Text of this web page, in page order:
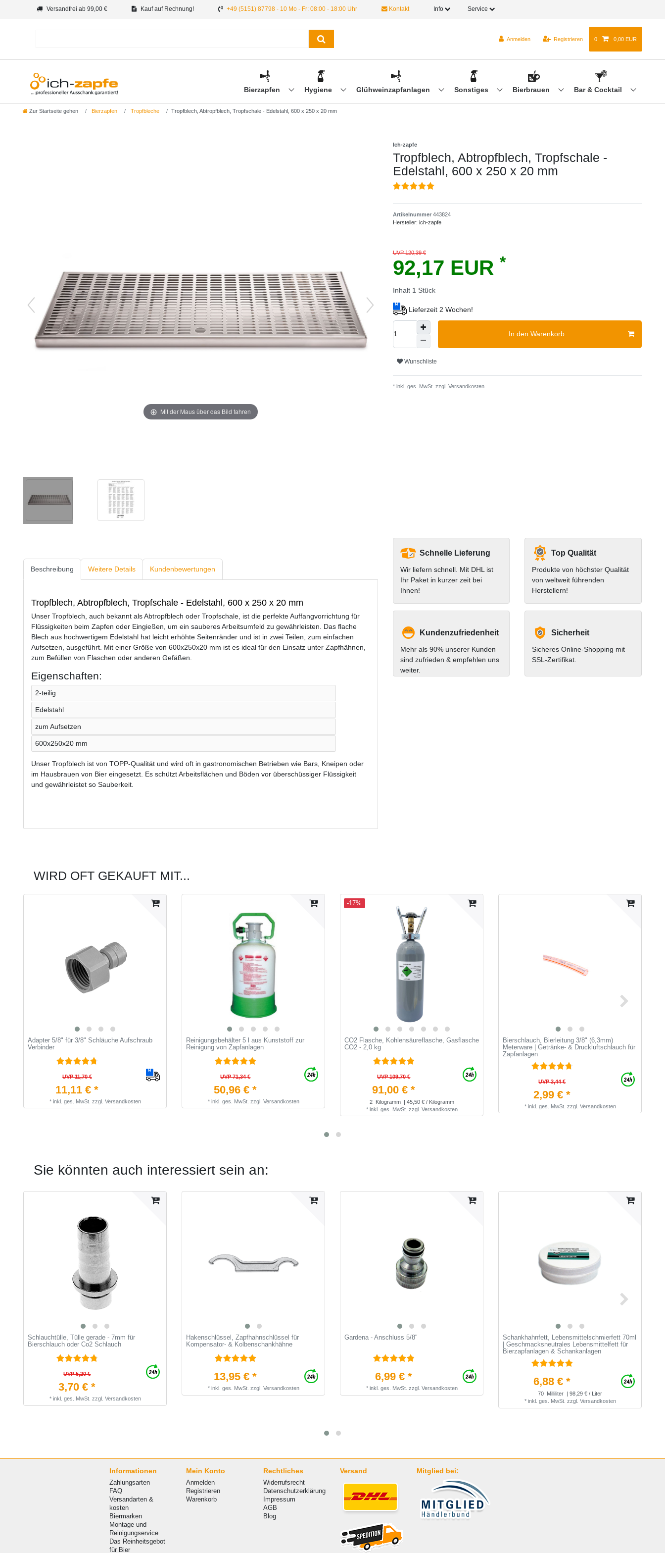
Versandfrei ab 99,00 € Kauf auf Rechnung! +49 (5151) 87798 - 10 Mo - Fr: 08:00 - 18:00 Uhr Kontakt Info Service
Anmelden Registrieren 0 0,00 EUR
Bierzapfen Hygiene Glühweinzapfanlagen Sonstiges Bierbrauen Bar & Cocktail
Zur Startseite gehen Bierzapfen Tropfbleche Tropfblech, Abtropfblech, Tropfschale - Edelstahl, 600 x 250 x 20 mm
Mit der Maus über das Bild fahren
Ich-zapfe
Tropfblech, Abtropfblech, Tropfschale -
Edelstahl, 600 x 250 x 20 mm
Artikelnummer 443824
Hersteller: ich-zapfe
UVP 120,39 €
92,17 EUR *
Inhalt 1 Stück
Lieferzeit 2 Wochen!
In den Warenkorb
Wunschliste
* inkl. ges. MwSt. zzgl. Versandkosten
Beschreibung Weitere Details Kundenbewertungen
Tropfblech, Abtropfblech, Tropfschale - Edelstahl, 600 x 250 x 20 mm
Unser Tropfblech, auch bekannt als Abtropfblech oder Tropfschale, ist die perfekte Auffangvorrichtung für
Flüssigkeiten beim Zapfen oder Eingießen, um ein sauberes Arbeitsumfeld zu gewährleisten. Das flache
Blech aus hochwertigem Edelstahl hat leicht erhöhte Seitenränder und ist in zwei Teilen, zum einfachen
Aufsetzen, ausgeführt. Mit einer Größe von 600x250x20 mm ist es ideal für den Einsatz unter Zapfhähnen,
zum Befüllen von Flaschen oder anderen Gefäßen.
Eigenschaften:
2-teilig
Edelstahl
zum Aufsetzen
600x250x20 mm
Unser Tropfblech ist von TOPP-Qualität und wird oft in gastronomischen Betrieben wie Bars, Kneipen oder
im Hausbrauen von Bier eingesetzt. Es schützt Arbeitsflächen und Böden vor überschüssiger Flüssigkeit
und gewährleistet so Sauberkeit.
Schnelle Lieferung
Wir liefern schnell. Mit DHL ist
Ihr Paket in kurzer zeit bei
Ihnen!
Top Qualität
Produkte von höchster Qualität
von weltweit führenden
Herstellern!
Kundenzufriedenheit
Mehr als 90% unserer Kunden
sind zufrieden & empfehlen uns
weiter.
Sicherheit
Sicheres Online-Shopping mit
SSL-Zertifikat.
WIRD OFT GEKAUFT MIT...
Adapter 5/8" für 3/8" Schläuche Aufschraub
Verbinder
UVP 11,70 €
11,11 € *
* inkl. ges. MwSt. zzgl. Versandkosten
Reinigungsbehälter 5 l aus Kunststoff zur
Reinigung von Zapfanlagen
UVP 71,34 €
50,96 € *
* inkl. ges. MwSt. zzgl. Versandkosten
-17%
CO2 Flasche, Kohlensäureflasche, Gasflasche
CO2 - 2,0 kg
UVP 109,70 €
91,00 € *
2 Kilogramm
| 45,50 € / Kilogramm
* inkl. ges. MwSt. zzgl. Versandkosten
Bierschlauch, Bierleitung 3/8" (6,3mm)
Meterware | Getränke- & Druckluftschlauch für
Zapfanlagen
UVP 3,44 €
2,99 € *
* inkl. ges. MwSt. zzgl. Versandkosten
Sie könnten auch interessiert sein an:
Schlauchtülle, Tülle gerade - 7mm für
Bierschlauch oder Co2 Schlauch
UVP 5,20 €
3,70 € *
* inkl. ges. MwSt. zzgl. Versandkosten
Hakenschlüssel, Zapfhahnschlüssel für
Kompensator- & Kolbenschankhähne
13,95 € *
* inkl. ges. MwSt. zzgl. Versandkosten
Gardena - Anschluss 5/8"
6,99 € *
* inkl. ges. MwSt. zzgl. Versandkosten
Schankhahnfett, Lebensmittelschmierfett 70ml
| Geschmacksneutrales Lebensmittelfett für
Bierzapfanlagen & Schankanlagen
6,88 € *
70 Milliliter
| 98,29 € / Liter
* inkl. ges. MwSt. zzgl. Versandkosten
Informationen
Zahlungsarten
FAQ
Versandarten &
kosten
Biermarken
Montage und
Reinigungservice
Das Reinheitsgebot
für Bier
Mein Konto
Anmelden
Registrieren
Warenkorb
Rechtliches
Widerrufsrecht
Datenschutzerklärung
Impressum
AGB
Blog
Versand Mitglied bei: